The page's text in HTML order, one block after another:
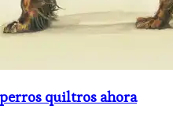
quiltros ahora